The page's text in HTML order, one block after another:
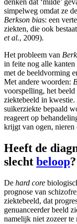
denken dat ‘milde’
simpelweg omdat ze
Berkson bias: een
ziekten, die ook
et al., 2009).
Het probleem van
in feite nog alle
met de beeldvorming
Met andere woorden:
voorspelling, het beeld
ziektebeeld in
suikerziekte bepaald
reageert op
krijgt van ogen, nieren
Heeft de
slecht beloop?
De hard core
prognose van
ziektebeeld, dat
genuanceerder beeld
namelijk niet zozeer te